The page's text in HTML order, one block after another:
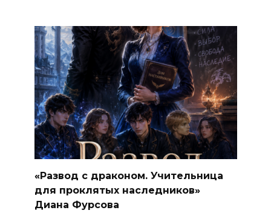
«Развод с драконом. Учительница
для проклятых наследников»
Диана Фурсова